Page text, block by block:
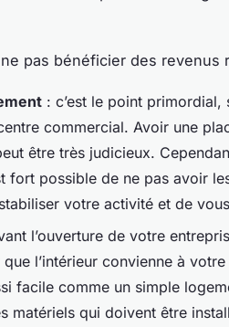
pas bénéficier des revenus
: c’est le point
commercial. Avoir une
être très judicieux.
fort possible de ne pas avoir
votre activité et de
l’ouverture de votre
l’intérieur convienne à
facile comme un simple
matériels qui doivent être